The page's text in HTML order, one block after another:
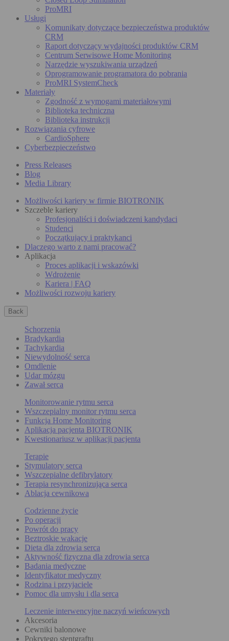
ProMRI
Usługi
Komunikaty dotyczące bezpieczeństwa produktów
CRM
Raport dotyczący wydajności produktów CRM
Centrum Serwisowe Home Monitoring
Narzędzie wyszukiwania urządzeń
Oprogramowanie programatora do pobrania
ProMRI SystemCheck
Materiały
Zgodność z wymogami materiałowymi
Biblioteka techniczna
Biblioteka instrukcji
Rozwiązania cyfrowe
CardioSphere
Cyberbezpieczeństwo
Press Releases
Blog
Media Library
Możliwości kariery w firmie BIOTRONIK
Szczeble kariery
Profesjonaliści i doświadczeni kandydaci
Studenci
Początkujący i praktykanci
Dlaczego warto z nami pracować?
Aplikacja
Proces aplikacji i wskazówki
Wdrożenie
Kariera | FAQ
Możliwości rozwoju kariery
Back
Schorzenia
Bradykardia
Tachykardia
Niewydolność serca
Omdlenie
Udar mózgu
Zawał serca
Monitorowanie rytmu serca
Wszczepialny monitor rytmu serca
Funkcja Home Monitoring
Aplikacja pacjenta BIOTRONIK
Kwestionariusz w aplikacji pacjenta
Terapie
Stymulatory serca
Wszczepialne defibrylatory
Terapia resynchronizująca serca
Ablacja cewnikowa
Codzienne życie
Po operacji
Powrót do pracy
Beztroskie wakacje
Dieta dla zdrowia serca
Aktywność fizyczna dla zdrowia serca
Badania medyczne
Identyfikator medyczny
Rodzina i przyjaciele
Pomoc dla umysłu i dla serca
Leczenie interwencyjne naczyń wieńcowych
Akcesoria
Cewniki balonowe
Pokrytego stentgraftu